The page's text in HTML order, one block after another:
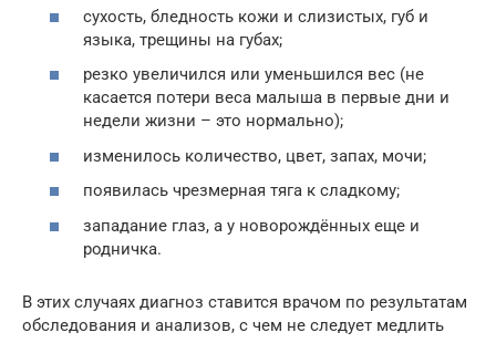
сухость, бледность кожи и слизистых, губ и
языка, трещины на губах;
резко увеличился или уменьшился вес (не
касается потери веса малыша в первые дни и
недели жизни – это нормально);
изменилось количество, цвет, запах, мочи;
появилась чрезмерная тяга к сладкому;
западание глаз, а у новорождённых еще и
родничка.
В этих случаях диагноз ставится врачом по результатам
обследования и анализов, с чем не следует медлить